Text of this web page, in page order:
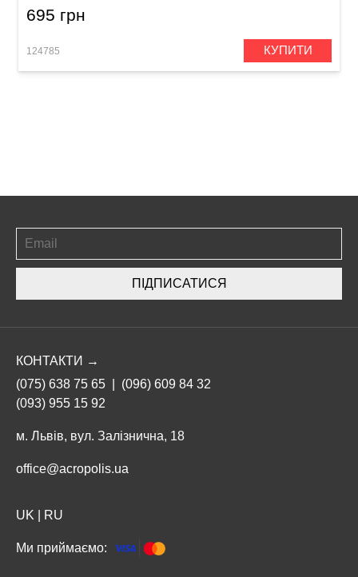
695 грн
124785 КУПИТИ
ПІДПИСАТИСЯ
КОНТАКТИ →
(075) 638 75 65
(096) 609 84 32
(093) 955 15 92
м. Львів, вул. Залізнична, 18
office@acropolis.ua
UK RU
Ми приймаємо: